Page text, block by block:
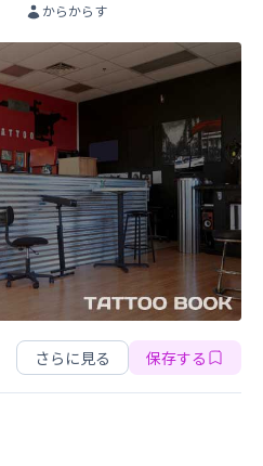
からからす
さらに見る 保存する